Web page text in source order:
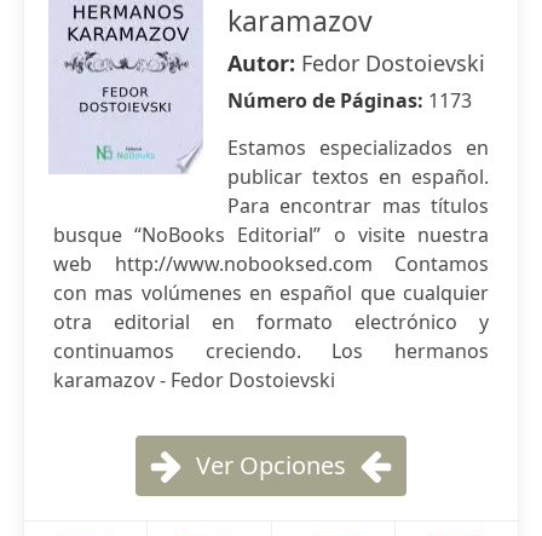
karamazov
Autor: Fedor Dostoievski
Número de Páginas: 1173
Estamos especializados en
publicar textos en español.
Para encontrar mas títulos
busque “NoBooks Editorial” o visite nuestra
web http://www.nobooksed.com Contamos
con mas volúmenes en español que cualquier
otra editorial en formato electrónico y
continuamos creciendo. Los hermanos
karamazov - Fedor Dostoievski
Ver Opciones